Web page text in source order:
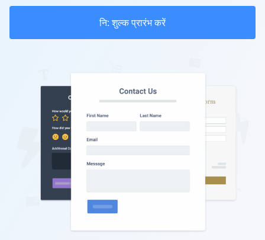
नि: शुल्क प्रारंभ करें